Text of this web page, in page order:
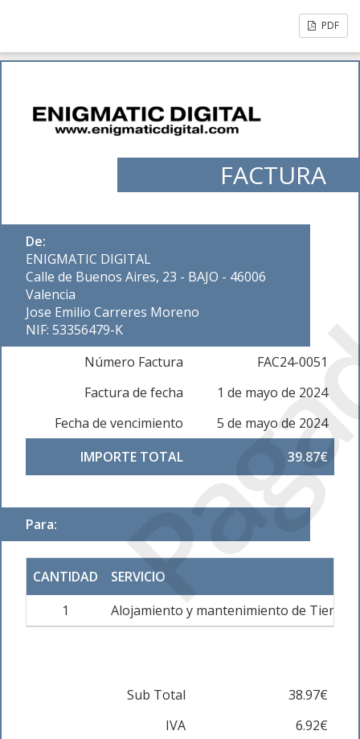
PDF
FACTURA
De:
ENIGMATIC DIGITAL
Calle de Buenos Aires, 23 - BAJO - 46006
Valencia
Jose Emilio Carreres Moreno
NIF: 53356479-K
Número Factura
FAC24-0051
Factura de fecha
1 de mayo de 2024
Fecha de vencimiento
5 de mayo de 2024
IMPORTE TOTAL
39.87€
Para:
CANTIDAD
SERVICIO
1
Alojamiento y mantenimiento de Tienda
Sub Total
38.97€
IVA
6.92€